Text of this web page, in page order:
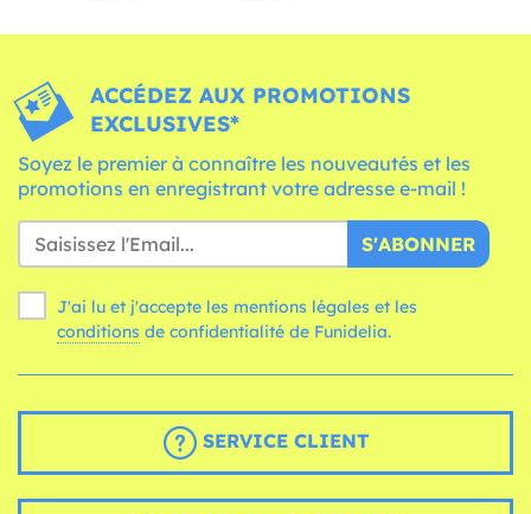
ACCÉDEZ AUX PROMOTIONS
EXCLUSIVES*
Soyez le premier à connaître les nouveautés et les
promotions en enregistrant votre adresse e-mail !
S'ABONNER
J'ai lu et j'accepte les mentions légales et les
conditions de confidentialité de Funidelia.
SERVICE CLIENT